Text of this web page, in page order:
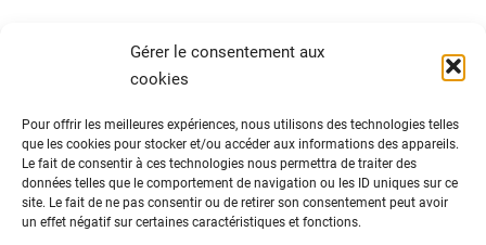
Gérer le consentement aux
cookies
Pour offrir les meilleures expériences, nous utilisons des technologies telles
que les cookies pour stocker et/ou accéder aux informations des appareils.
Le fait de consentir à ces technologies nous permettra de traiter des
données telles que le comportement de navigation ou les ID uniques sur ce
site. Le fait de ne pas consentir ou de retirer son consentement peut avoir
un effet négatif sur certaines caractéristiques et fonctions.
ADN Tourisme
Fédération nationale des organismes
institutionnels de tourisme